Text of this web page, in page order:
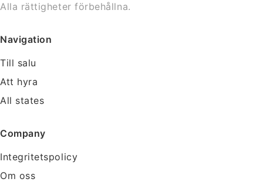
Alla rättigheter förbehållna.
Navigation
Till salu
Att hyra
All states
Company
Integritetspolicy
Om oss